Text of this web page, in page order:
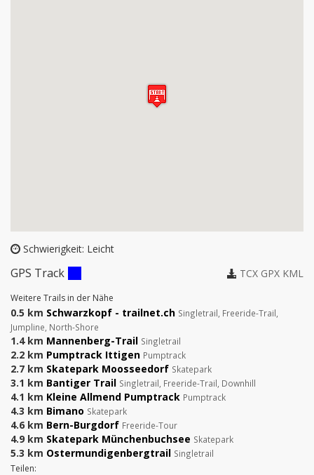
Schwierigkeit: Leicht
GPS Track TCX GPX KML
Weitere Trails in der Nähe
0.5 km Schwarzkopf - trailnet.ch Singletrail, Freeride-Trail,
Jumpline, North-Shore
1.4 km Mannenberg-Trail Singletrail
2.2 km Pumptrack Ittigen Pumptrack
2.7 km Skatepark Moosseedorf Skatepark
3.1 km Bantiger Trail Singletrail, Freeride-Trail, Downhill
4.1 km Kleine Allmend Pumptrack Pumptrack
4.3 km Bimano Skatepark
4.6 km Bern-Burgdorf Freeride-Tour
4.9 km Skatepark Münchenbuchsee Skatepark
5.3 km Ostermundigenbergtrail Singletrail
Teilen: